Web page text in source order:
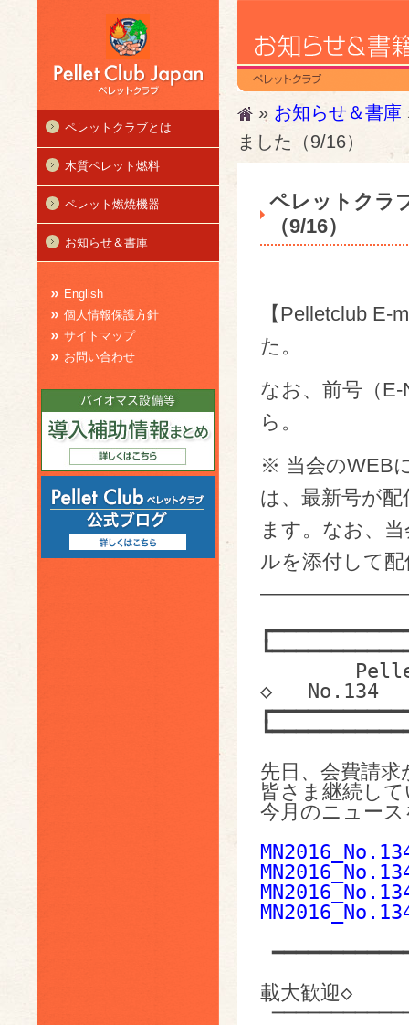
» お知らせ＆書庫
ました（9/16）
ペレットクラ
（9/16）
【Pelletclub
た。
なお、前号（
ら。
※ 当会のWEB
は、最新号が
ます。なお、
ルを添付して
◇   No.134
先日、会費請
皆さま継続し
今月のニュー
━━━━━━━━━━━━━━━━━━━━━━━━━━━━━━━━━━━
載大歓迎◇
───────────────────────────────────
ペレットクラブとは
木質ペレット燃料
ペレット燃焼機器
お知らせ＆書庫
English
個人情報保護方針
サイトマップ
お問い合わせ